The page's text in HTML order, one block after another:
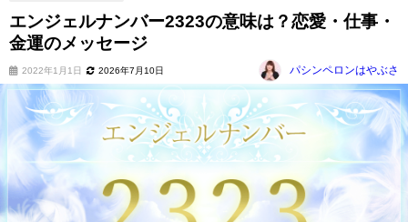
エンジェルナンバー2323の意味は？恋愛・仕事・
金運のメッセージ
2022年1月1日 2026年7月10日 パシンペロンはやぶさ